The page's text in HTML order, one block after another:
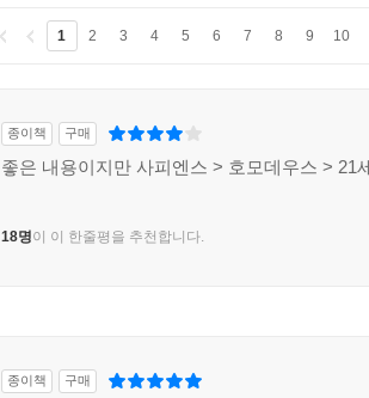
1 2 3 4 5 6 7 8 9 10
종이책 구매
좋은 내용이지만 사피엔스 > 호모데우스 > 21
18명이 이 한줄평을 추천합니다.
종이책 구매